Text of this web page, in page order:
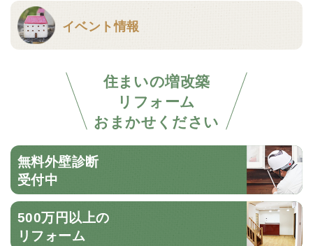
イベント情報
住まいの増改築
リフォーム
おまかせください
無料外壁診断
受付中
500万円以上の
リフォーム